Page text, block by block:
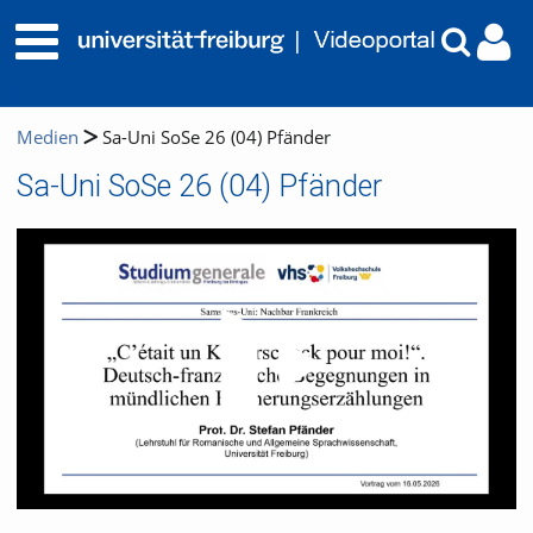
Medien Sa-Uni SoSe 26 (04) Pfänder
Sa-Uni SoSe 26 (04) Pfänder